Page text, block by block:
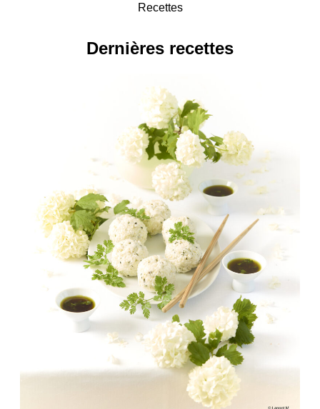
Recettes
Dernières recettes